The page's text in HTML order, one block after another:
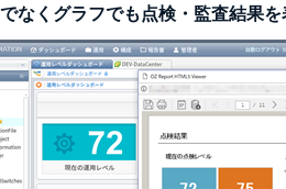
なくグラフでも点検・監査結果